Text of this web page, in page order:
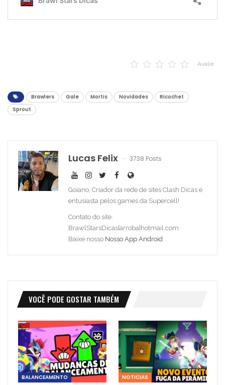
Avalie
Brawlers Gale Mortis Novidades
Ricochet
Sprout
Lucas Felix 3738 Posts
Goiano, Criador da rede de sites Clash Dicas e
entusiasta pelos games da Supercell!
Contato do site:
BrawlStarsDicas[arroba]hotmail.com
Baixe nosso Nosso App Android
VOCÊ PODE GOSTAR TAMBÉM
BALANCEAMENTO NOTICIAS